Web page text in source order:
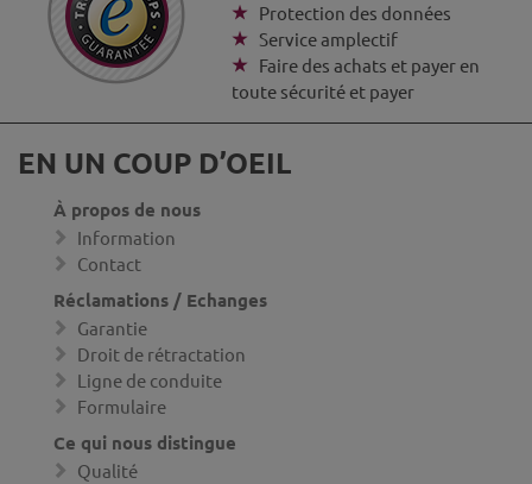
Protection des données
Service amplectif
Faire des achats et payer en
toute sécurité et payer
EN UN COUP D’OEIL
À propos de nous
Information
Contact
Réclamations / Echanges
Garantie
Droit de rétractation
Ligne de conduite
Formulaire
Ce qui nous distingue
Qualité